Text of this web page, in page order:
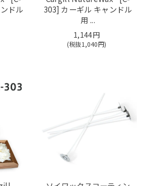
ドル
303] カーギル キャンドル
用 ...
1,144円
(税抜1,040円)